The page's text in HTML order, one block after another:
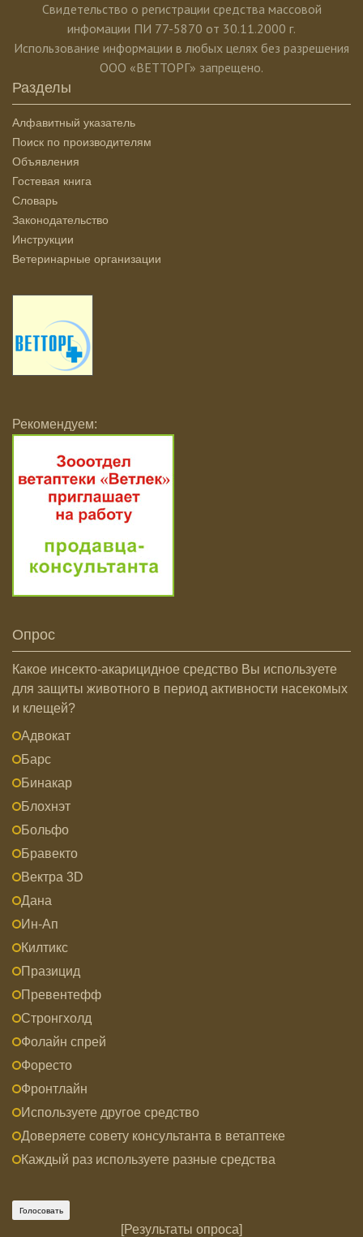
Свидетельство о регистрации средства массовой
инфомации ПИ 77-5870 от 30.11.2000 г.
Использование информации в любых целях без разрешения
ООО «ВЕТТОРГ» запрещено.
Разделы
Алфавитный указатель
Поиск по производителям
Объявления
Гостевая книга
Словарь
Законодательство
Инструкции
Ветеринарные организации
Рекомендуем:
Опрос
Какое инсекто-акарицидное средство Вы используете
для защиты животного в период активности насекомых
и клещей?
Адвокат
Барс
Бинакар
Блохнэт
Больфо
Бравекто
Вектра 3D
Дана
Ин-Ап
Килтикс
Празицид
Превентефф
Стронгхолд
Фолайн спрей
Форесто
Фронтлайн
Используете другое средство
Доверяете совету консультанта в ветаптеке
Каждый раз используете разные средства
[Результаты опроса]